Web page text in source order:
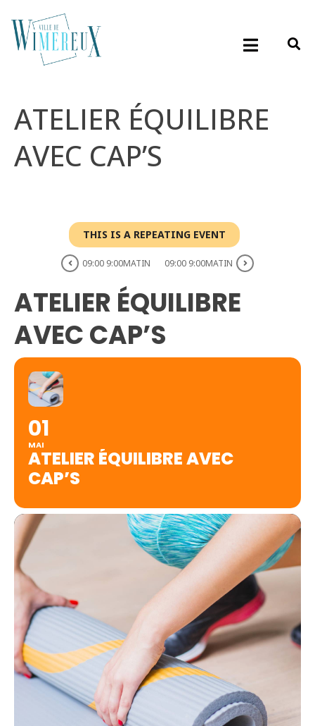
ATELIER ÉQUILIBRE
AVEC CAP’S
THIS IS A REPEATING EVENT
09:00 9:00MATIN 09:00 9:00MATIN
ATELIER ÉQUILIBRE
AVEC CAP’S
01
MAI
ATELIER ÉQUILIBRE AVEC
CAP’S